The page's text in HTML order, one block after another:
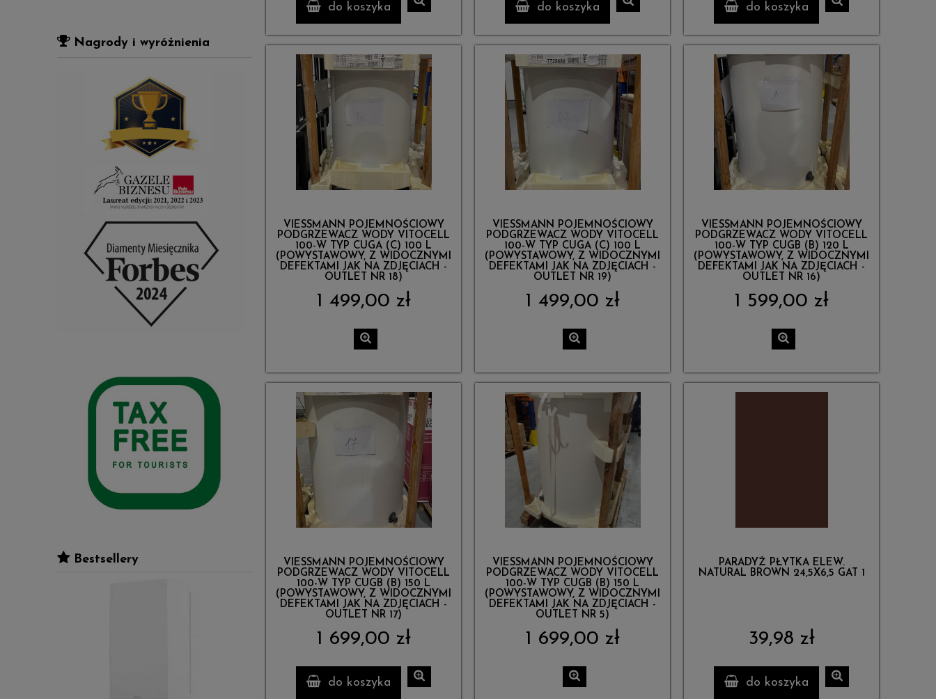
Nagrody i wyróżnienia
Bestsellery
do koszyka do koszyka do koszyka
VIESSMANN POJEMNOŚCIOWY
PODGRZEWACZ WODY VITOCELL
100-W TYP CUGA (C) 100 L
(POWYSTAWOWY, Z WIDOCZNYMI
DEFEKTAMI JAK NA ZDJĘCIACH -
OUTLET NR 18)
1 499,00 zł
VIESSMANN POJEMNOŚCIOWY
PODGRZEWACZ WODY VITOCELL
100-W TYP CUGA (C) 100 L
(POWYSTAWOWY, Z WIDOCZNYMI
DEFEKTAMI JAK NA ZDJĘCIACH -
OUTLET NR 19)
1 499,00 zł
VIESSMANN POJEMNOŚCIOWY
PODGRZEWACZ WODY VITOCELL
100-W TYP CUGB (B) 120 L
(POWYSTAWOWY, Z WIDOCZNYMI
DEFEKTAMI JAK NA ZDJĘCIACH -
OUTLET NR 16)
1 599,00 zł
VIESSMANN POJEMNOŚCIOWY
PODGRZEWACZ WODY VITOCELL
100-W TYP CUGB (B) 150 L
(POWYSTAWOWY, Z WIDOCZNYMI
DEFEKTAMI JAK NA ZDJĘCIACH -
OUTLET NR 17)
1 699,00 zł
do koszyka
VIESSMANN POJEMNOŚCIOWY
PODGRZEWACZ WODY VITOCELL
100-W TYP CUGB (B) 150 L
(POWYSTAWOWY, Z WIDOCZNYMI
DEFEKTAMI JAK NA ZDJĘCIACH -
OUTLET NR 5)
1 699,00 zł
PARADYŻ PŁYTKA ELEW.
NATURAL BROWN 24,5X6,5 GAT 1
39,98 zł
do koszyka